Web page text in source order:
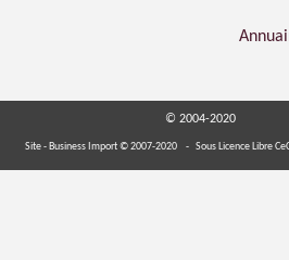
© 2004-2020
Site - Business Import © 2007-2020 - Sous Licence Libre